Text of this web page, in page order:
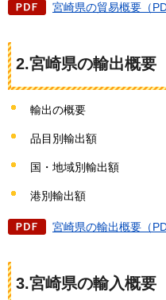
宮崎県の貿易概要（
2.宮崎県の輸出概要
輸出の概要
品目別輸出額
国・地域別輸出額
港別輸出額
宮崎県の輸出概要（
3.宮崎県の輸入概要